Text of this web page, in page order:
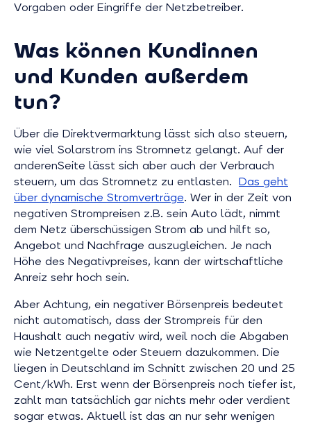
Vorgaben oder Eingriffe der Netzbetreiber.
Was können Kundinnen
und Kunden außerdem
tun?
Über die Direktvermarktung lässt sich also steuern,
wie viel Solarstrom ins Stromnetz gelangt. Auf der
anderenSeite lässt sich aber auch der Verbrauch
steuern, um das Stromnetz zu entlasten. Das geht
über dynamische Stromverträge. Wer in der Zeit von
negativen Strompreisen z.B. sein Auto lädt, nimmt
dem Netz überschüssigen Strom ab und hilft so,
Angebot und Nachfrage auszugleichen. Je nach
Höhe des Negativpreises, kann der wirtschaftliche
Anreiz sehr hoch sein.
Aber Achtung, ein negativer Börsenpreis bedeutet
nicht automatisch, dass der Strompreis für den
Haushalt auch negativ wird, weil noch die Abgaben
wie Netzentgelte oder Steuern dazukommen. Die
liegen in Deutschland im Schnitt zwischen 20 und 25
Cent/kWh. Erst wenn der Börsenpreis noch tiefer ist,
zahlt man tatsächlich gar nichts mehr oder verdient
sogar etwas. Aktuell ist das an nur sehr wenigen